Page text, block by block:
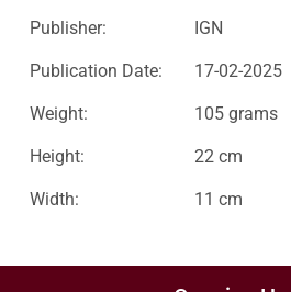
Publisher: IGN
Publication Date: 17-02-2025
Weight: 105 grams
Height: 22 cm
Width: 11 cm